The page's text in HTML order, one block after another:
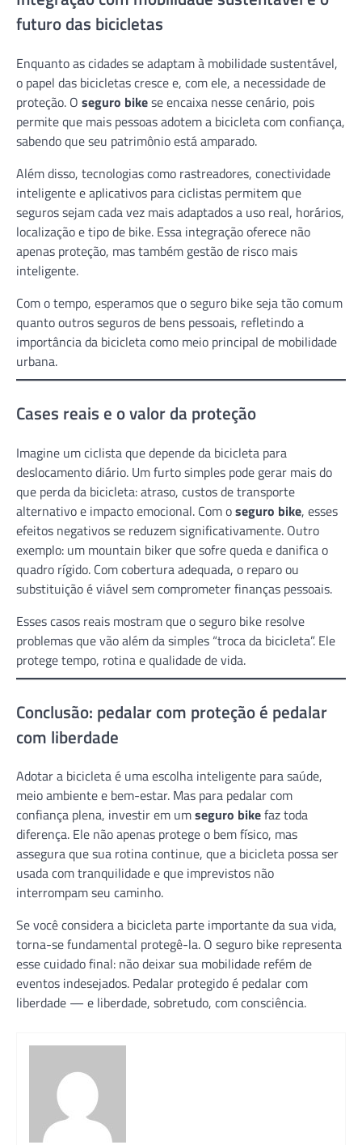
futuro das bicicletas
Enquanto as cidades se adaptam à mobilidade sustentável,
o papel das bicicletas cresce e, com ele, a necessidade de
proteção. O seguro bikese encaixa nesse cenário, pois
permite que mais pessoas adotem a bicicleta com confiança,
sabendo que seu patrimônio está amparado.
Além disso, tecnologias como rastreadores, conectividade
inteligente e aplicativos para ciclistas permitem que
seguros sejam cada vez mais adaptados a uso real, horários,
localização e tipo de bike. Essa integração oferece não
apenas proteção, mas também gestão de risco mais
inteligente.
Com o tempo, esperamos que o seguro bike seja tão comum
quanto outros seguros de bens pessoais, refletindo a
importância da bicicleta como meio principal de mobilidade
urbana.
Cases reais e o valor da proteção
Imagine um ciclista que depende da bicicleta para
deslocamento diário. Um furto simples pode gerar mais do
que perda da bicicleta: atraso, custos de transporte
alternativo e impacto emocional. Com oseguro bike, esses
efeitos negativos se reduzem significativamente. Outro
exemplo: um mountain biker que sofre queda e danifica o
quadro rígido. Com cobertura adequada, o reparo ou
substituição é viável sem comprometer finanças pessoais.
Esses casos reais mostram que o seguro bike resolve
problemas que vão além da simples “troca da bicicleta”. Ele
protege tempo, rotina e qualidade de vida.
Conclusão: pedalar com proteção é pedalar
com liberdade
Adotar a bicicleta é uma escolha inteligente para saúde,
meio ambiente e bem-estar. Mas para pedalar com
confiança plena, investir em umseguro bikefaz toda
diferença. Ele não apenas protege o bem físico, mas
assegura que sua rotina continue, que a bicicleta possa ser
usada com tranquilidade e que imprevistos não
interrompam seu caminho.
Se você considera a bicicleta parte importante da sua vida,
torna-se fundamental protegê-la. O seguro bike representa
esse cuidado final: não deixar sua mobilidade refém de
eventos indesejados. Pedalar protegido é pedalar com
liberdade — e liberdade, sobretudo, com consciência.